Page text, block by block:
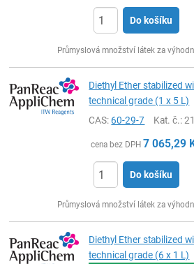
Do košíku
Průmyslová množství látek za
Diethyl Ether stabilized
technical grade (1 x 5 L)
CAS:60-29-7 Kat. č.:
cena bez DPH 7 065,29
Do košíku
Průmyslová množství látek za
Diethyl Ether stabilized
technical grade (6 x 1 L)